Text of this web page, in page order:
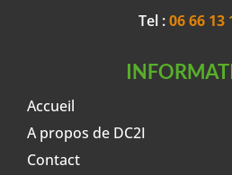
Tel :06 66 13
Accueil
A propos de DC2I
Contact